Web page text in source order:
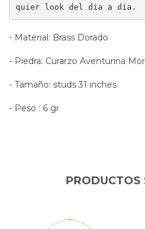
quier look del día a día.
- Material: Brass Dorado
- Piedra: Curarzo Aventurina
- Tamaño: studs 31 inches
- Peso : 6 gr
PRODUCTOS